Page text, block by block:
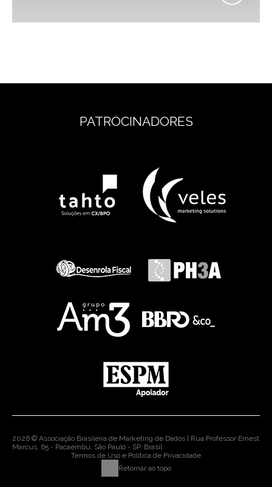
PATROCINADORES
2026 © Associação Brasileira de Marketing de Dados | Rua Professor Ernest
Marcus, 65 - Pacaembu, São Paulo - SP, Brasil
Termos de Uso e Política de Privacidade
Retornar ao topo